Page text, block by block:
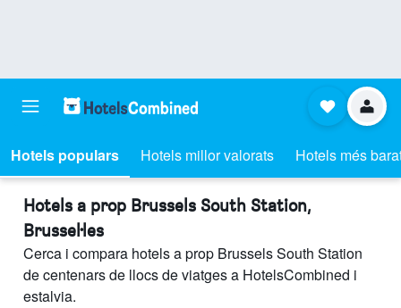
Hotels populars Hotels millor valorats Hotels més
Hotels a prop Brussels South Station,
Brussel·les
Cerca i compara hotels a prop Brussels South Station
de centenars de llocs de viatges a HotelsCombined i
estalvia.